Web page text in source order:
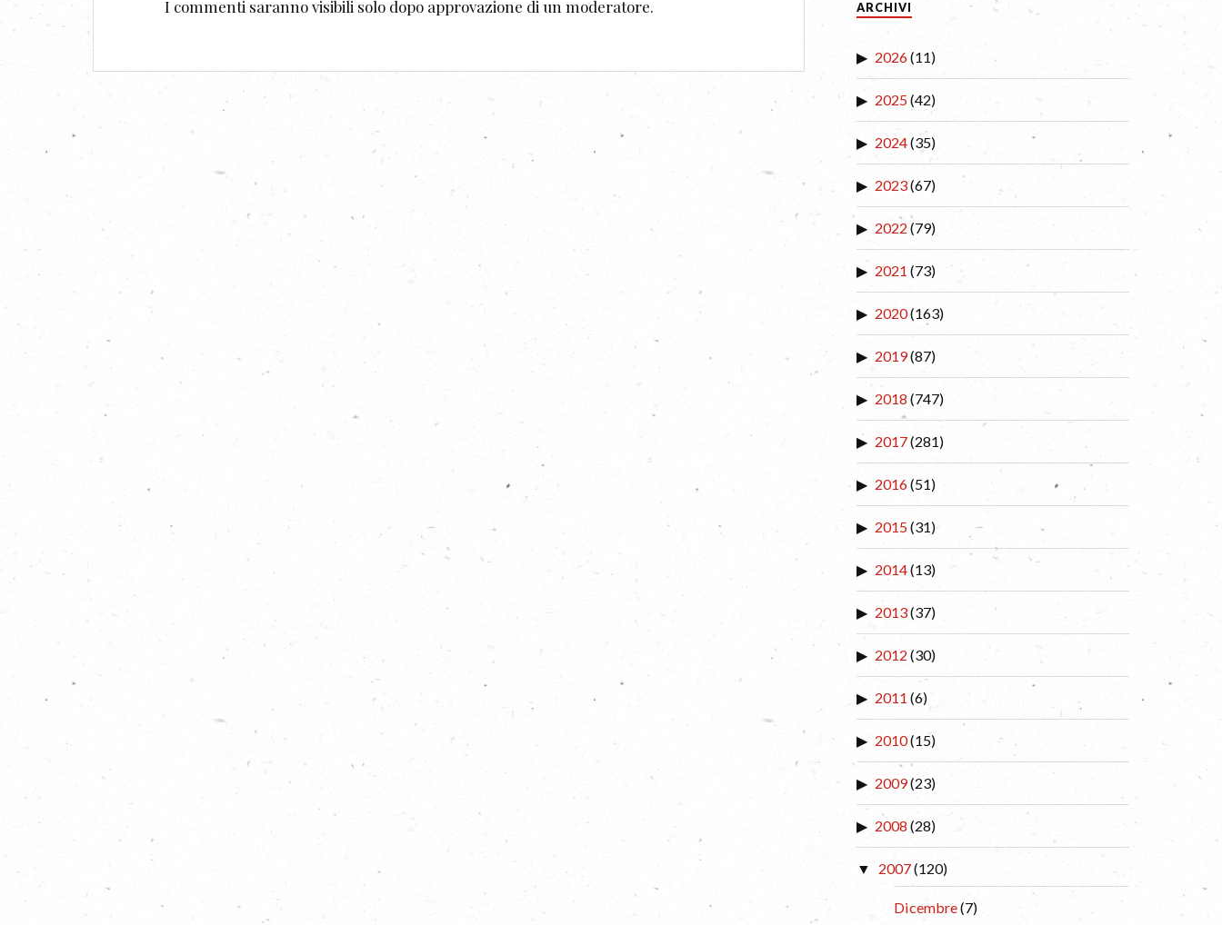
I commenti saranno visibili solo dopo approvazione di un moderatore. ARCHIVI
2026(11)
2025(42)
2024(35)
2023(67)
2022 (79)
2021 (73)
2020(163)
2019(87)
2018 (747)
2017(281)
2016(51)
2015(31)
2014(13)
2013(37)
2012 (30)
2011 (6)
2010(15)
2009(23)
2008 (28)
2007(120)
Dicembre(7)